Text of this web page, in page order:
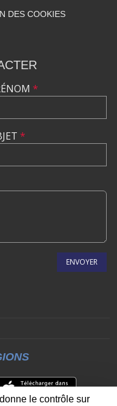
DES COOKIES
*
*
ENVOYER
le contrôle sur